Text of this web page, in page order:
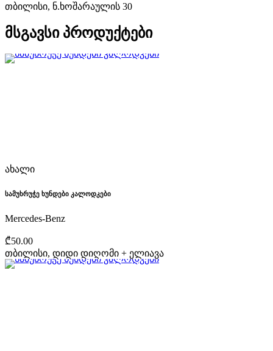
თბილისი, ნ.ხოშარაულის 30
მსგავსი პროდუქტები
ახალი
სამუხრუჭე ხუნდები კალოდკები
Mercedes-Benz
₾50.00
თბილისი, დიდი დიღომი + ელიავა